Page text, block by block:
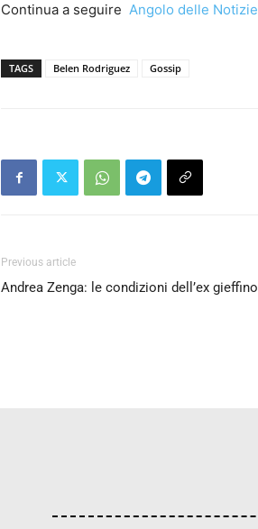
Continua a seguire Angolo delle Notizie
TAGS Belen Rodriguez Gossip
Previous article
Andrea Zenga: le condizioni dell’ex gieffino